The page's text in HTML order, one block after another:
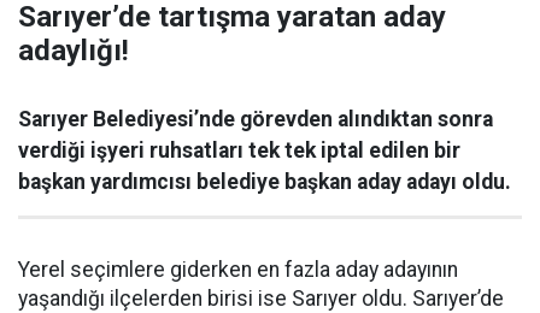
Sarıyer’de tartışma yaratan aday
adaylığı!
Sarıyer Belediyesi’nde görevden alındıktan sonra
verdiği işyeri ruhsatları tek tek iptal edilen bir
başkan yardımcısı belediye başkan aday adayı oldu.
Yerel seçimlere giderken en fazla aday adayının
yaşandığı ilçelerden birisi ise Sarıyer oldu. Sarıyer’de